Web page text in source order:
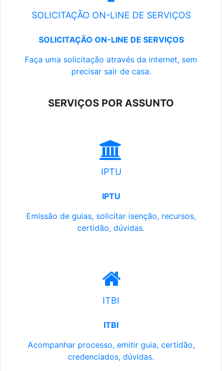
SOLICITAÇÃO ON-LINE DE SERVIÇOS
SOLICITAÇÃO ON-LINE DE SERVIÇOS
Faça uma solicitação através da internet, sem
precisar sair de casa.
SERVIÇOS POR ASSUNTO
IPTU
IPTU
Emissão de guias, solicitar isenção, recursos,
certidão, dúvidas.
ITBI
ITBI
Acompanhar processo, emitir guia, certidão,
credenciados, dúvidas.